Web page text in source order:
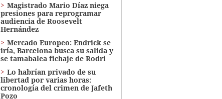
Magistrado Mario Díaz niega
presiones para reprogramar
audiencia de Roosevelt
Hernández
Mercado Europeo: Endrick se
iría, Barcelona busca su salida y
se tamabalea fichaje de Rodri
Lo habrían privado de su
libertad por varias horas:
cronología del crimen de Jafeth
Pozo